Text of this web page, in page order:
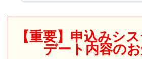
【重要】申込みシ
デート内容の